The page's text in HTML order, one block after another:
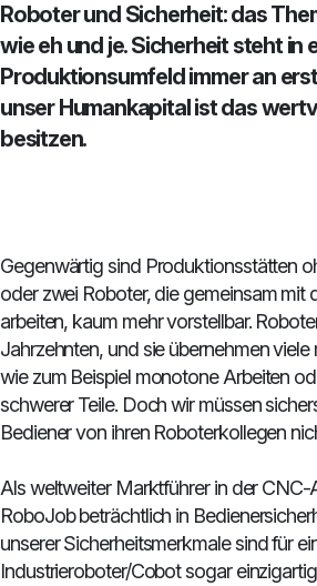
Roboter und Sicherheit: das
wie eh und je. Sicherheit steht in
Produktionsumfeld immer an
unser Humankapital ist das
besitzen.
Gegenwärtig sind Produktionsstätten
oder zwei Roboter, die gemeinsam mit
arbeiten, kaum mehr vorstellbar.
Jahrzehnten, und sie übernehmen
wie zum Beispiel monotone Arbeiten
schwerer Teile. Doch wir müssen
Bediener von ihren Roboterkollegen
Als weltweiter Marktführer in der
RoboJob beträchtlich in
unserer Sicherheitsmerkmale sind für
Industrieroboter/Cobot sogar